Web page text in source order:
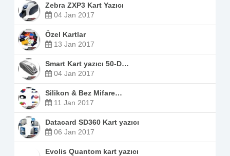
Zebra ZXP3 Kart Yazıcı
04 Jan 2017
Özel Kartlar
13 Jan 2017
Smart Kart yazıcı 50-D…
04 Jan 2017
Silikon & Bez Mifare…
11 Jan 2017
Datacard SD360 Kart yazıcı
06 Jan 2017
Evolis Quantom kart yazıcı